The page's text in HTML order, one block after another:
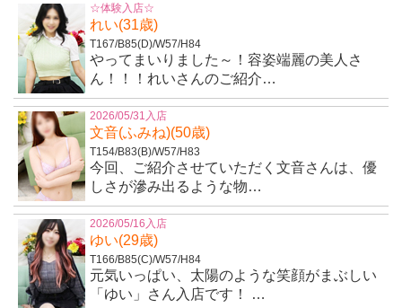
☆体験入店☆
れい(31歳)
T167/B85(D)/W57/H84
やってまいりました～！容姿端麗の美人さ
ん！！！れいさんのご紹介…
2026/05/31入店
文音(ふみね)(50歳)
T154/B83(B)/W57/H83
今回、ご紹介させていただく文音さんは、優
しさが滲み出るような物…
2026/05/16入店
ゆい(29歳)
T166/B85(C)/W57/H84
元気いっぱい、太陽のような笑顔がまぶしい
「ゆい」さん入店です！ …